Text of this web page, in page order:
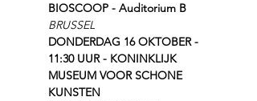
BIOSCOOP - Auditorium B
BRUSSEL
DONDERDAG 16 OKTOBER -
11:30 UUR - KONINKLIJK
MUSEUM VOOR SCHONE
KUNSTEN